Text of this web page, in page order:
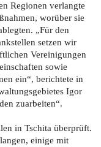
Regionen verlangte
worüber sie
„Für den
setzen wir
Vereinigungen
sowie
ein“, berichtete in
Igor
zuarbeiten“.
in Tschita überprüft.
einige mit